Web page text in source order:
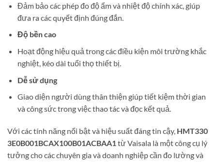
Đảm bảo các phép đo độ ẩm và nhiệt độ chính xác, giúp
đưa ra các quyết định đúng đắn.
Độ bền cao
Hoạt động hiệu quả trong các điều kiện môi trường khắc
nghiệt, kéo dài tuổi thọ thiết bị.
Dễ sử dụng
Giao diện người dùng thân thiện giúp tiết kiệm thời gian
và công sức trong việc thao tác và đọc kết quả.
Với các tính năng nổi bật và hiệu suất đáng tin cậy, HMT330
3E0B001BCAX100B01ACBAA1từ Vaisala là một công cụ lý
tưởng cho các chuyên gia và doanh nghiệp cần đo lường và